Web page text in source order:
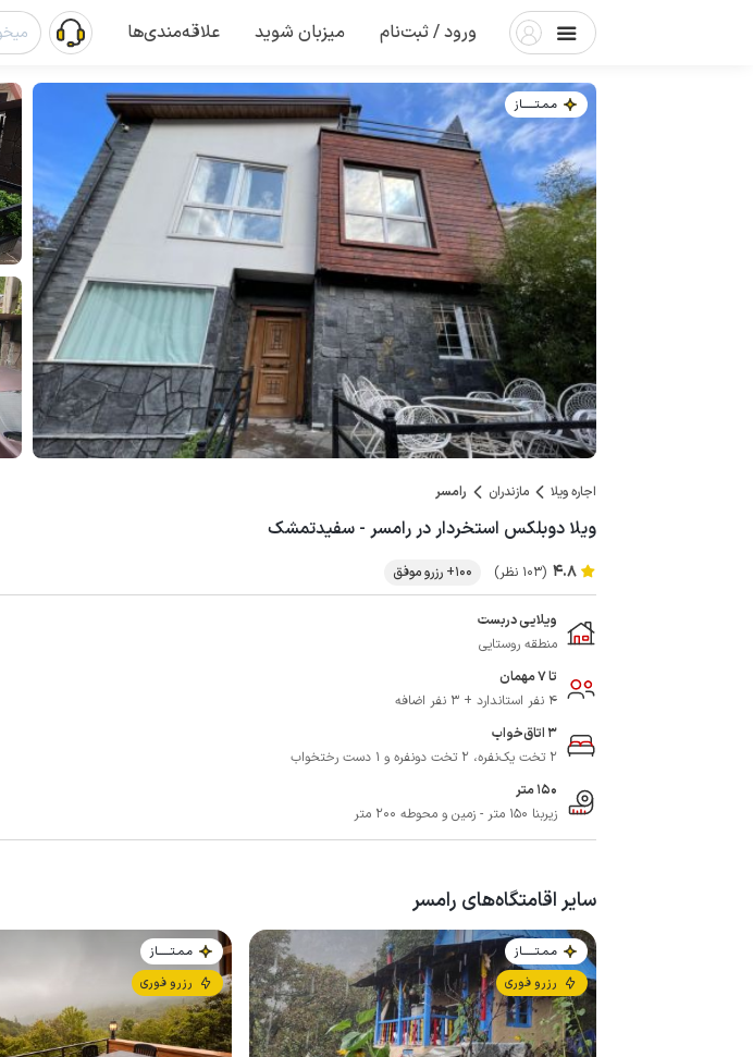
ورود / ثبت‌نام میزبان شوید علاقه‌مندی‌ها
مـمـتــــــاز
اجاره ویلا مازندران رامسر
ویلا دوبلکس استخردار در رامسر - سفیدتمشک
4.8 (103 نظر) 100+ رزرو موفق
ویلایی دربست
منطقه روستایی
تا 7 مهمان
4 نفر استاندارد + 3 نفر اضافه
3 اتاق‌خواب
2 تخت یک‌نفره، 2 تخت دونفره و 1 دست رختخواب
150 متر
زیربنا 150 متر - زمین و محوطه 200 متر
سایر اقامتگاه‌های رامسر
مـمـتــــــاز
رزرو فوری
مـمـتــــــاز
رزرو فوری